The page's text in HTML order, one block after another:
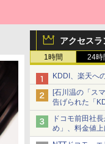
アクセス
1時間 24時
KDDI、楽天へ
[石川温の「ス
告げられた「
マップの落と
ドコモ前田社
め」、料金値